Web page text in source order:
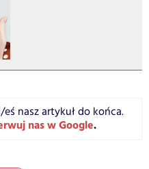
nasz artykuł do końca.
nas w Google.